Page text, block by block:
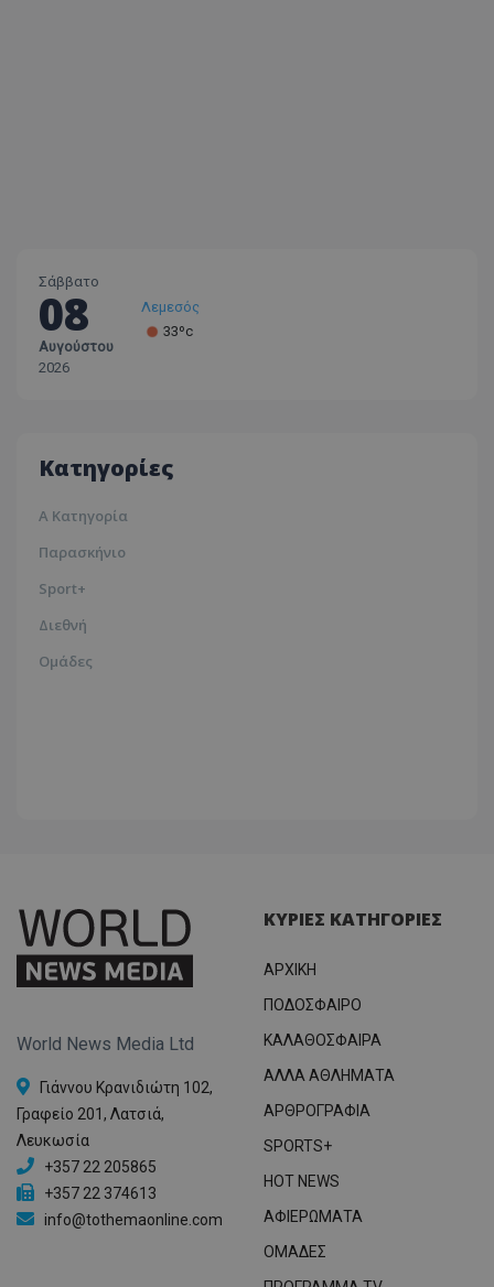
Σάββατο
08
Αυγούστου
2026
Λεμεσός
33ºc
Κατηγορίες
Α Κατηγορία
Παρασκήνιο
Sport+
Διεθνή
Ομάδες
World News Media Ltd
Γιάννου Κρανιδιώτη 102,
Γραφείο 201, Λατσιά,
Λευκωσία
+357 22 205865
+357 22 374613
info@tothemaonline.com
ΚΥΡΙΕΣ ΚΑΤΗΓΟΡΙΕΣ
ΑΡΧΙΚΗ
ΠΟΔΟΣΦΑΙΡΟ
ΚΑΛΑΘΟΣΦΑΙΡΑ
ΑΛΛΑ ΑΘΛΗΜΑΤΑ
ΑΡΘΡΟΓΡΑΦΙΑ
SPORTS+
HOT NEWS
ΑΦΙΕΡΩΜΑΤΑ
ΟΜΑΔΕΣ